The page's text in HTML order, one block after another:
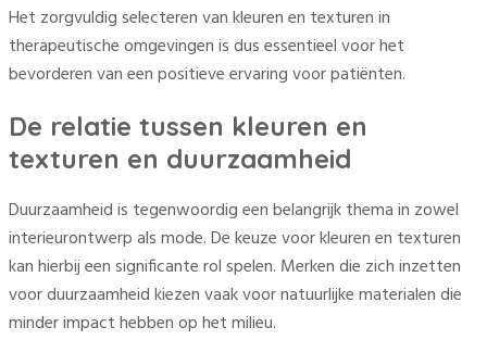
Het zorgvuldig selecteren van kleuren en texturen in
therapeutische omgevingen is dus essentieel voor het
bevorderen van een positieve ervaring voor patiënten.
De relatie tussen kleuren en
texturen en duurzaamheid
Duurzaamheid is tegenwoordig een belangrijk thema in zowel
interieurontwerp als mode. De keuze voor kleuren en texturen
kan hierbij een significante rol spelen. Merken die zich inzetten
voor duurzaamheid kiezen vaak voor natuurlijke materialen die
minder impact hebben op het milieu.